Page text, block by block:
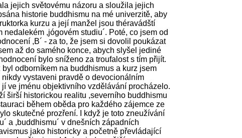
jejich světovému názoru a sloužila jejich
historie buddhismu na mé univerzitě, aby
kurzu a její manžel jsou théravádští
,jógovém studiu´. Poté, co jsem od
,B´ - za to, že jsem si dovolil poukázat
až do samého konce, abych slyšel jediné
bylo sníženo za troufalost s tím přijít.
odborníkem na buddhismus a kurz jsem
vystaveni pravdě o devocionálním
ve jménu objektivního vzdělávání procházelo.
širší historickou realitu ,severního buddhismu
během oběda pro každého zájemce ze
skutečné prozření. I když je toto zneužívání
a ,buddhismu´ v dnešních západních
jako historicky a početně převládající